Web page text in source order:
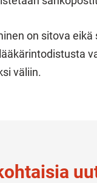
on sitova
väliin.